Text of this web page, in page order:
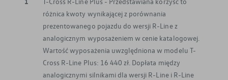
różnica kwoty wynikającej z porównania
prezentowanego pojazdu do wersji R-Line z
analogicznym wyposażeniem w cenie katalogowej.
Wartość wyposażenia uwzględniona w modelu T-
Cross R-Line Plus: 16 440 zł. Dopłata między
analogicznymi silnikami dla wersji R-Line i R-Line